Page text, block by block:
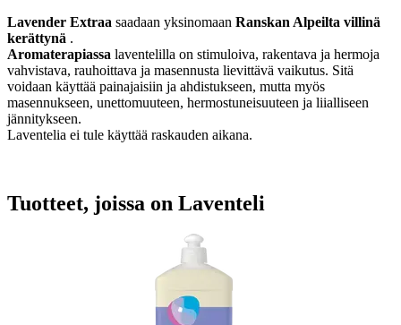
Lavender Extraa saadaan yksinomaan Ranskan Alpeilta villinä
kerättynä .
Aromaterapiassa laventelilla on stimuloiva, rakentava ja hermoja
vahvistava, rauhoittava ja masennusta lievittävä vaikutus. Sitä
voidaan käyttää painajaisiin ja ahdistukseen, mutta myös
masennukseen, unettomuuteen, hermostuneisuuteen ja liialliseen
jännitykseen.
Laventelia ei tule käyttää raskauden aikana.
Tuotteet, joissa on Laventeli